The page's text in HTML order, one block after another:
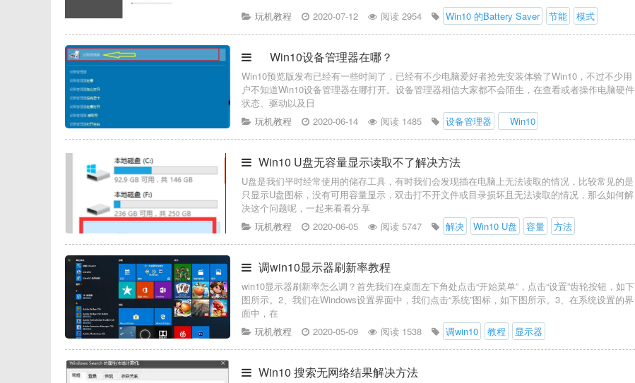
玩机教程 2020-07-12 阅读 2954 Win10 的Battery Saver 节能 模式
Win10设备管理器在哪？
Win10预览版发布已经有一些时间了，已经有不少电脑爱好者抢先安装体验了Win10，不过不少用
户不知道Win10设备管理器在哪打开。设备管理器相信大家都不会陌生，在查看或者操作电脑硬件
状态、驱动以及日
玩机教程
2020-06-14 阅读 1485 设备管理器 Win10
Win10 U盘无容量显示读取不了解决方法
U盘是我们平时经常使用的储存工具，有时我们会发现插在电脑上无法读取的情况，比较常见的是
只显示U盘图标，没有可用容量显示，双击打不开文件或目录损坏且无法读取的情况，那么如何解
决这个问题呢，一起来看看分享
玩机教程
2020-06-05 阅读 5747 解决 Win10 U盘 容量 方法
调win10显示器刷新率教程
win10显示器刷新率怎么调？首先我们在桌面左下角处点击“开始菜单”，点击“设置”齿轮按钮，如下
图所示。2、我们在Windows设置界面中，我们点击“系统”图标，如下图所示。3、在系统设置的界
面中，在
玩机教程
2020-05-09 阅读 1538 调win10 教程 显示器
Win10 搜索无网络结果解决方法